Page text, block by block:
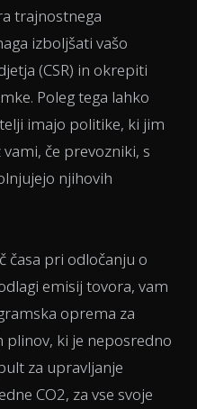
trajnostnega
izboljšati vašo
(CSR) in okrepiti
Poleg tega lahko
imajo politike, ki jim
če prevozniki, s
njihovih
časa pri odločanju o
emisij tovora, vam
oprema za
ki je neposredno
za upravljanje
CO2, za vse svoje